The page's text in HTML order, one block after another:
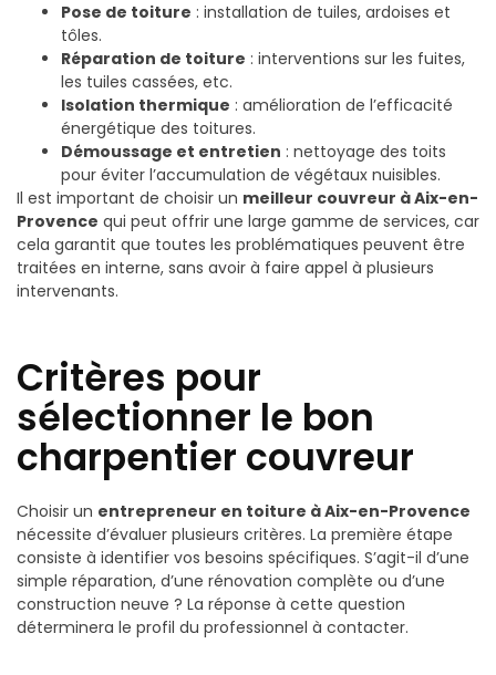
Pose de toiture : installation de tuiles, ardoises et
tôles.
Réparation de toiture : interventions sur les fuites,
les tuiles cassées, etc.
Isolation thermique : amélioration de l’efficacité
énergétique des toitures.
Démoussage et entretien : nettoyage des toits
pour éviter l’accumulation de végétaux nuisibles.
Il est important de choisir un meilleur couvreur à Aix-en-
Provence qui peut offrir une large gamme de services, car
cela garantit que toutes les problématiques peuvent être
traitées en interne, sans avoir à faire appel à plusieurs
intervenants.
Critères pour
sélectionner le bon
charpentier couvreur
Choisir un entrepreneur en toiture à Aix-en-Provence
nécessite d’évaluer plusieurs critères. La première étape
consiste à identifier vos besoins spécifiques. S’agit-il d’une
simple réparation, d’une rénovation complète ou d’une
construction neuve ? La réponse à cette question
déterminera le profil du professionnel à contacter.